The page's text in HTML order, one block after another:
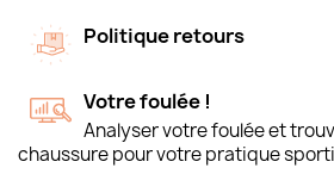
Politique retours
Votre foulée !
Analyser votre foulée et
chaussure pour votre pratique